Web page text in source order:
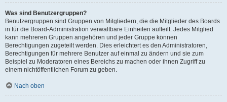
Was sind Benutzergruppen?
Benutzergruppen sind Gruppen von Mitgliedern, die die Mitglieder des Boards
in für die Board-Administration verwaltbare Einheiten aufteilt. Jedes Mitglied
kann mehreren Gruppen angehören und jeder Gruppe können
Berechtigungen zugeteilt werden. Dies erleichtert es den Administratoren,
Berechtigungen für mehrere Benutzer auf einmal zu ändern und sie zum
Beispiel zu Moderatoren eines Bereichs zu machen oder ihnen Zugriff zu
einem nichtöffentlichen Forum zu geben.
Nach oben